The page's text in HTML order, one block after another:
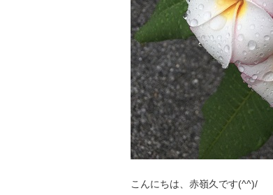
こんにちは、赤嶺久です(^^)/